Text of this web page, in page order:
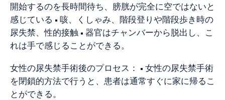
開始するのを長時間待ち、膀胱が完全に空ではないと
感じている • 咳、くしゃみ、階段登りや階段歩き時の
尿失禁、性的接触 • 器官はチャンバーから脱出し、こ
れは手で感じることができる。
女性の尿失禁手術後のプロセス： • 女性の尿失禁手術
を閉鎖的方法で行うと、患者は通常すぐに家に帰るこ
とができる。